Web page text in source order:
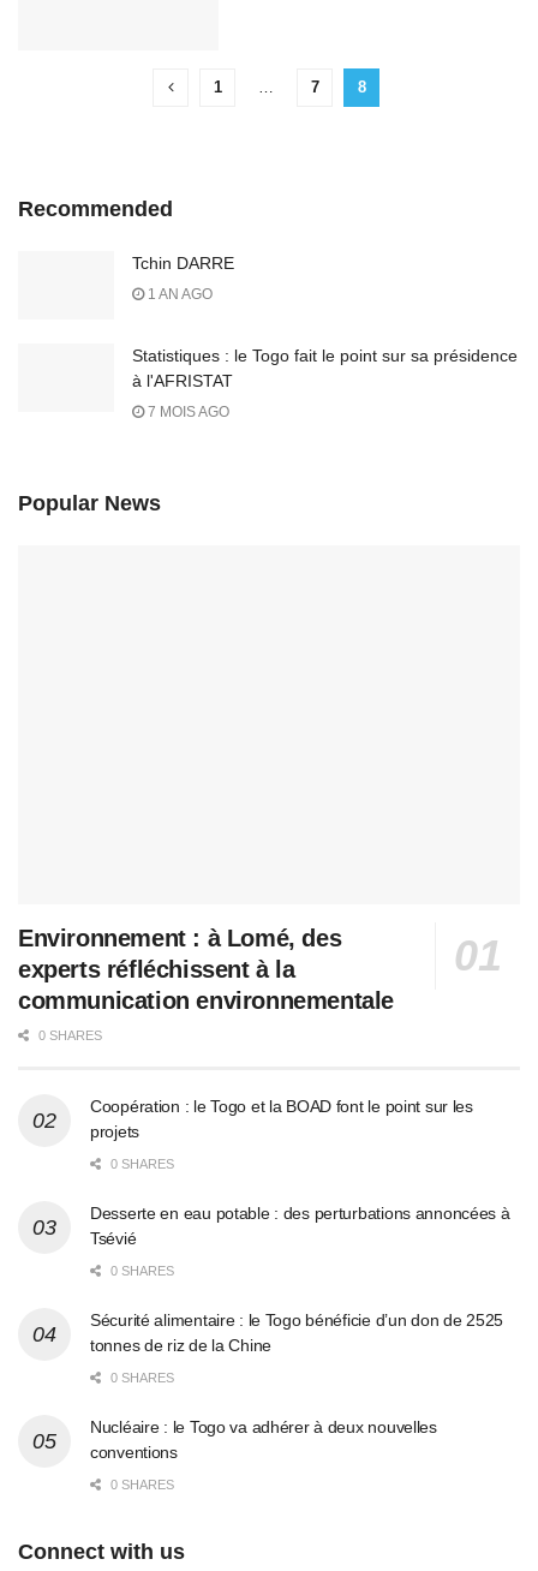
1 7 8
Recommended
Tchin DARRE
1 AN AGO
Statistiques : le Togo fait le point sur sa présidence
à l'AFRISTAT
7 MOIS AGO
Popular News
Environnement : à Lomé, des
experts réfléchissent à la
communication environnementale
0 SHARES
Coopération : le Togo et la BOAD font le point sur les
projets
0 SHARES
Desserte en eau potable : des perturbations annoncées à
Tsévié
0 SHARES
Sécurité alimentaire : le Togo bénéficie d’un don de 2525
tonnes de riz de la Chine
0 SHARES
Nucléaire : le Togo va adhérer à deux nouvelles
conventions
0 SHARES
Connect with us